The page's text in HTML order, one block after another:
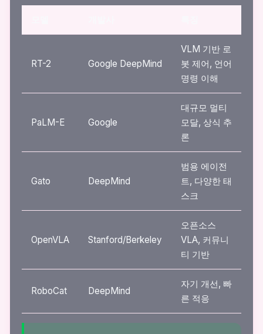
RT-2 Google DeepMind
VLM 기반 로
봇 제어, 언어
명령 이해
PaLM-E Google
대규모 멀티
모달, 상식 추
론
Gato DeepMind
범용 에이전
트, 다양한 태
스크
OpenVLA Stanford/Berkeley
오픈소스
VLA, 커뮤니
티 기반
RoboCat DeepMind
자기 개선, 빠
른 적응